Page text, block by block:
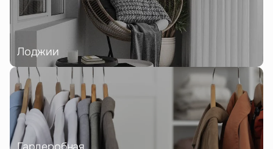
Лоджии
Гардеробная